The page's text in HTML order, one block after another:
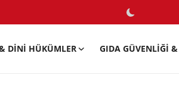
DINI HÜKÜMLER GIDA GÜVENLIĞI